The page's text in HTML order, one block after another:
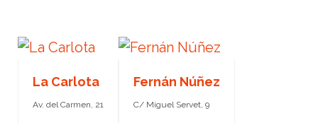
La Carlota
Av. del Carmen, 21
Fernán Núñez
C/ Miguel Servet, 9